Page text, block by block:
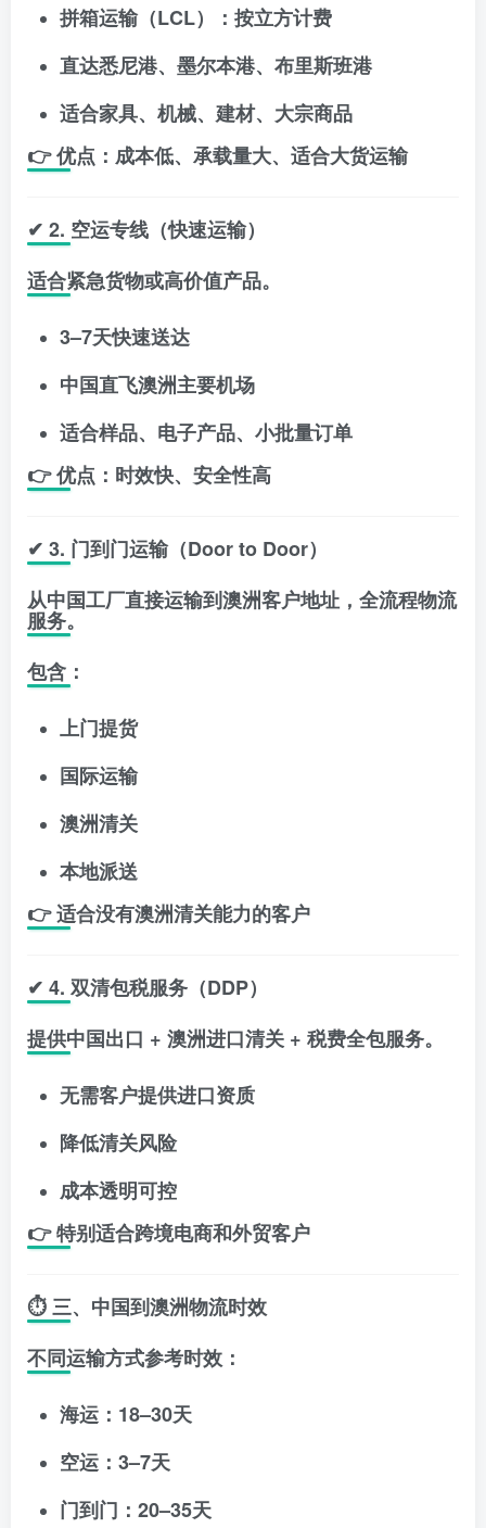
拼箱运输（LCL）：按立方计费
直达悉尼港、墨尔本港、布里斯班港
适合家具、机械、建材、大宗商品
👉 优点：成本低、承载量大、适合大货运输
✔ 2. 空运专线（快速运输）
适合紧急货物或高价值产品。
3–7天快速送达
中国直飞澳洲主要机场
适合样品、电子产品、小批量订单
👉 优点：时效快、安全性高
✔ 3. 门到门运输（Door to Door）
从中国工厂直接运输到澳洲客户地址，全流程物流
服务。
包含：
上门提货
国际运输
澳洲清关
本地派送
👉 适合没有澳洲清关能力的客户
✔ 4. 双清包税服务（DDP）
提供中国出口 + 澳洲进口清关 + 税费全包服务。
无需客户提供进口资质
降低清关风险
成本透明可控
👉 特别适合跨境电商和外贸客户
⏱ 三、中国到澳洲物流时效
不同运输方式参考时效：
海运：18–30天
空运：3–7天
门到门：20–35天